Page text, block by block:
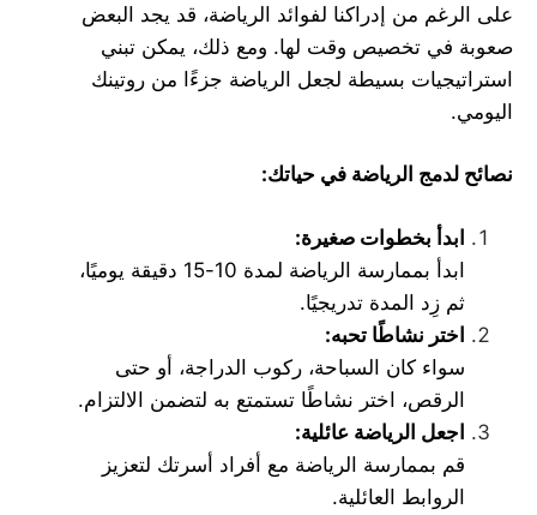
على الرغم من إدراكنا لفوائد الرياضة، قد يجد البعض
صعوبة في تخصيص وقت لها. ومع ذلك، يمكن تبني
استراتيجيات بسيطة لجعل الرياضة جزءًا من روتينك
اليومي.
نصائح لدمج الرياضة في حياتك:
ابدأ بخطوات صغيرة:
ابدأ بممارسة الرياضة لمدة 10-15 دقيقة يوميًا،
ثم زِد المدة تدريجيًا.
اختر نشاطًا تحبه:
سواء كان السباحة، ركوب الدراجة، أو حتى
الرقص، اختر نشاطًا تستمتع به لتضمن الالتزام.
اجعل الرياضة عائلية:
قم بممارسة الرياضة مع أفراد أسرتك لتعزيز
الروابط العائلية.